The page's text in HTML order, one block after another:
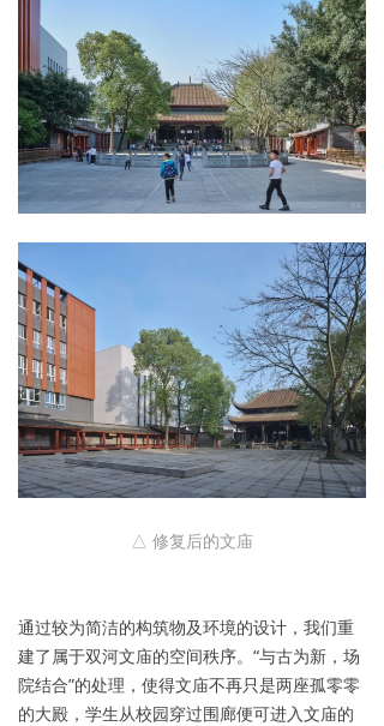
△ 修复后的文庙
通过较为简洁的构筑物及环境的设计，我们重
建了属于双河文庙的空间秩序。“与古为新，场
院结合”的处理，使得文庙不再只是两座孤零零
的大殿，学生从校园穿过围廊便可进入文庙的